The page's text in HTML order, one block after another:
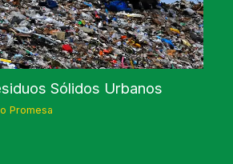
Sólidos Urbanos
Promesa